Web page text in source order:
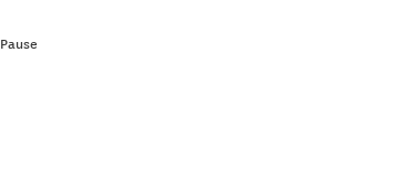
Pause